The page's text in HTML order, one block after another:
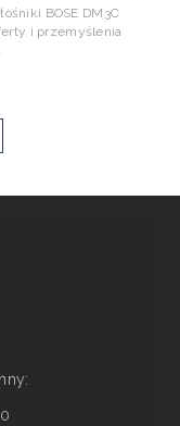
BOSE DM3C
i przemyślenia